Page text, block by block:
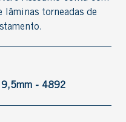
lâminas torneadas de
- 4892